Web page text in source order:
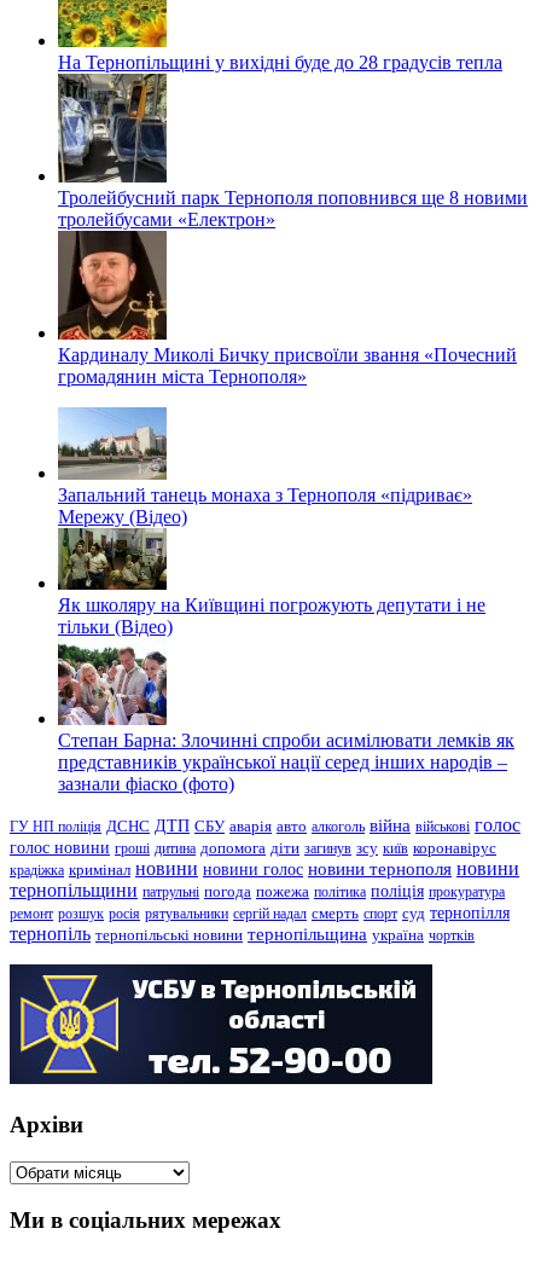
На Тернопільщині у вихідні буде до 28 градусів тепла
Тролейбусний парк Тернополя поповнився ще 8 новими
тролейбусами «Електрон»
Кардиналу Миколі Бичку присвоїли звання «Почесний
громадянин міста Тернополя»
Запальний танець монаха з Тернополя «підриває»
Мережу (Відео)
Як школяру на Київщині погрожують депутати і не
тільки (Відео)
Степан Барна: Злочинні спроби асимілювати лемків як
представників української нації серед інших народів –
зазнали фіаско (фото)
ГУ НП поліція ДСНС ДТП СБУ аварія авто алкоголь війна військові голос
голос новини гроші дитина допомога діти загинув зсу київ коронавірус
крадіжка кримінал новини новини голос новини тернополя новини
тернопільщини патрульні погода пожежа політика поліція прокуратура
ремонт розшук росія рятувальники сергій надал смерть спорт суд тернопілля
тернопіль тернопільські новини тернопільщина україна чортків
Архіви
Архіви
Ми в соціальних мережах